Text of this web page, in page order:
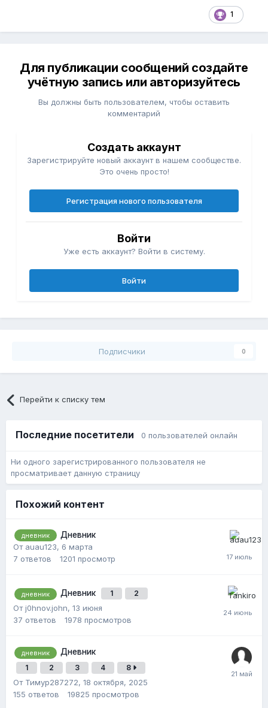
1
Для публикации сообщений создайте
учётную запись или авторизуйтесь
Вы должны быть пользователем, чтобы оставить
комментарий
Создать аккаунт
Зарегистрируйте новый аккаунт в нашем сообществе.
Это очень просто!
Регистрация нового пользователя
Войти
Уже есть аккаунт? Войти в систему.
Войти
Подписчики 0
Перейти к списку тем
Последние посетители 0 пользователей онлайн
Ни одного зарегистрированного пользователя не
просматривает данную страницу
Похожий контент
дневник
Дневник
От auau123, 6 марта
7 ответов 1201 просмотр
дневник Дневник 1 2
От j0hnov.john, 13 июня
37 ответов 1978 просмотров
дневник Дневник
1 2 3 4 8
От Тимур287272, 18 октября, 2025
155 ответов 19825 просмотров